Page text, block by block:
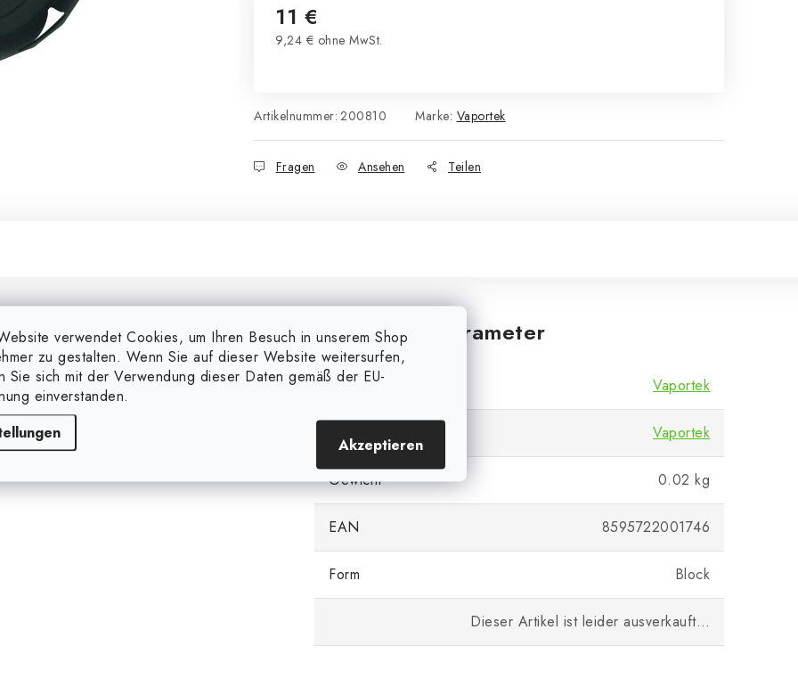
verwendet Cookies, um Ihren Besuch in unserem Shop
zu gestalten. Wenn Sie auf dieser Website weitersurfen,
Sie sich mit der Verwendung dieser Daten gemäß der EU-
einverstanden.
Akzeptieren
11 €
9,24 € ohne MwSt.
Artikelnummer: 200810 Marke: Vaportek
Fragen Ansehen Teilen
für Easy Twist und
Zusätzliche Parameter
Markieren Vaportek
Vaportek
Gewicht 0.02 kg
EAN 8595722001746
Form Block
Dieser Artikel ist leider ausverkauft…